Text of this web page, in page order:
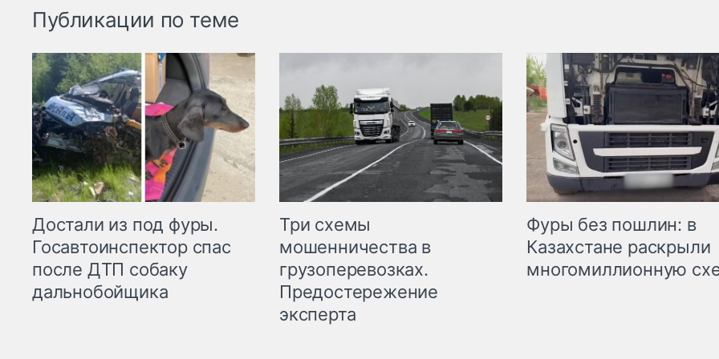
Публикации по теме
Достали из под фуры.
Госавтоинспектор спас
после ДТП собаку
дальнобойщика
Три схемы
мошенничества в
грузоперевозках.
Предостережение
эксперта
Фуры без пошлин: в
Казахстане раскрыли
многомиллионную